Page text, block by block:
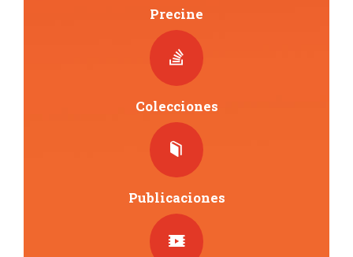
Precine
Colecciones
Publicaciones